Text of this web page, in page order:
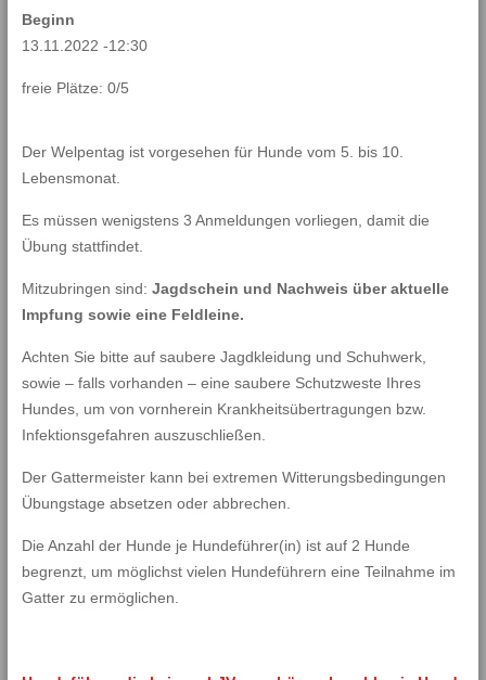
Beginn
13.11.2022 -12:30
freie Plätze: 0/5
Der Welpentag ist vorgesehen für Hunde vom 5. bis 10.
Lebensmonat.
Es müssen wenigstens 3 Anmeldungen vorliegen, damit die
Übung stattfindet.
Mitzubringen sind: Jagdschein und Nachweis über aktuelle
Impfung sowie eine Feldleine.
Achten Sie bitte auf saubere Jagdkleidung und Schuhwerk,
sowie – falls vorhanden – eine saubere Schutzweste Ihres
Hundes, um von vornherein Krankheitsübertragungen bzw.
Infektionsgefahren auszuschließen.
Der Gattermeister kann bei extremen Witterungsbedingungen
Übungstage absetzen oder abbrechen.
Die Anzahl der Hunde je Hundeführer(in) ist auf 2 Hunde
begrenzt, um möglichst vielen Hundeführern eine Teilnahme im
Gatter zu ermöglichen.